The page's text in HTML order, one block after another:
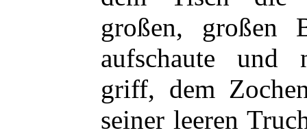
großen, großen
aufschaute und
griff, dem
seiner leeren